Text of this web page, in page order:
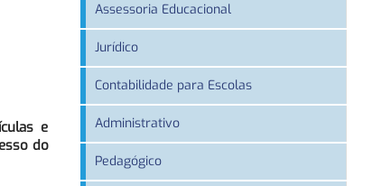
e
do
Assessoria Educacional
Jurídico
Contabilidade para Escolas
Administrativo
Pedagógico